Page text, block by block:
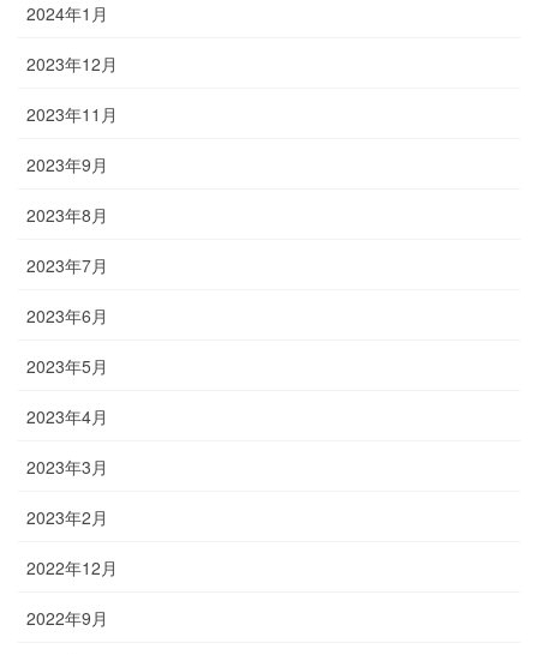
2024年1月
2023年12月
2023年11月
2023年9月
2023年8月
2023年7月
2023年6月
2023年5月
2023年4月
2023年3月
2023年2月
2022年12月
2022年9月